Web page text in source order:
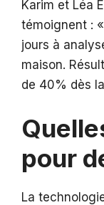
Karim et Léa
témoignent :
jours à
maison.
de 40% dès
pour
La